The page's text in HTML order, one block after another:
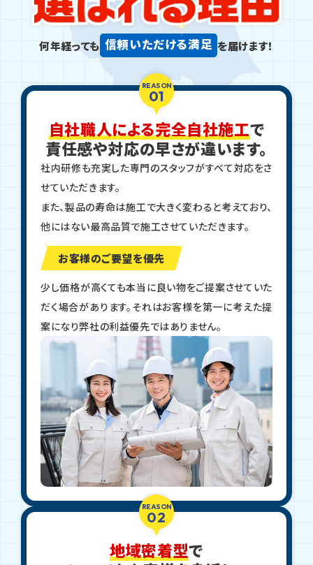
何年経っても 信頼いただける満足 を届けます！
REASON
01
自社職人による完全自社施工で
責任感や対応の早さが違います。
社内研修も充実した専門のスタッフがすべて対応をさ
せていただきます。
また、製品の寿命は施工で大きく変わると考えており、
他にはない最高品質で施工させていただきます。
お客様のご要望を優先
少し価格が高くても本当に良い物をご提案させていた
だく場合があります。それはお客様を第一に考えた提
案になり弊社の利益優先ではありません。
REASON
02
地域密着型で